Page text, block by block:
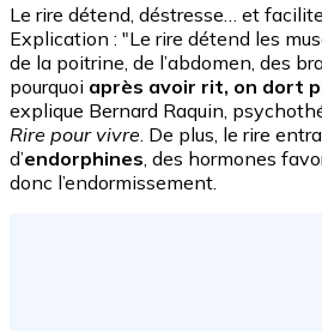
Le rire détend, déstresse… et
Explication : "Le rire détend les
de la poitrine, de l’abdomen, des
pourquoi après avoir rit, on dort
explique Bernard Raquin,
Rire pour vivre . De plus, le rire
d’endorphines , des hormones
donc l’endormissement.